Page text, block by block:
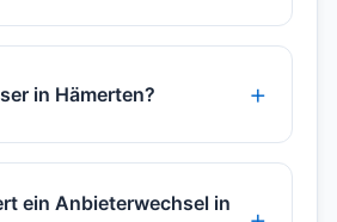
in Hämerten?
ein Anbieterwechsel in